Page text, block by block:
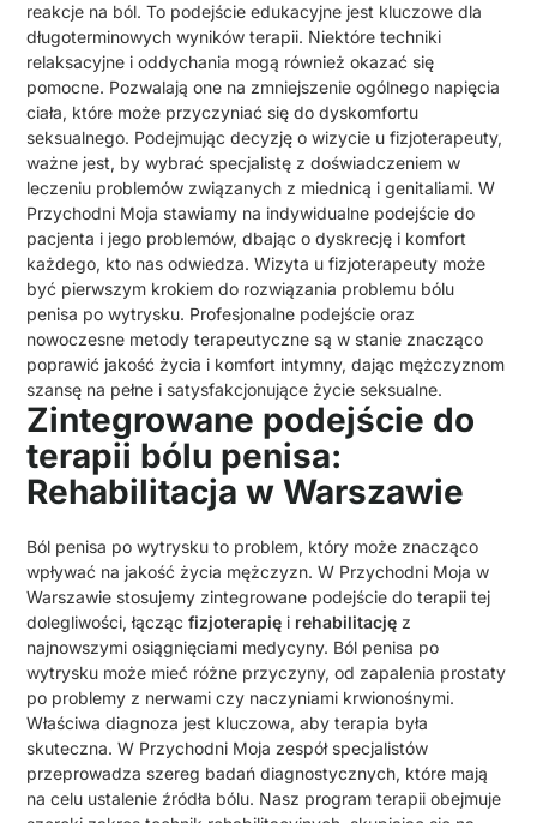
reakcje na ból. To podejście edukacyjne jest kluczowe dla
długoterminowych wyników terapii. Niektóre techniki
relaksacyjne i oddychania mogą również okazać się
pomocne. Pozwalają one na zmniejszenie ogólnego napięcia
ciała, które może przyczyniać się do dyskomfortu
seksualnego. Podejmując decyzję o wizycie u fizjoterapeuty,
ważne jest, by wybrać specjalistę z doświadczeniem w
leczeniu problemów związanych z miednicą i genitaliami. W
Przychodni Moja stawiamy na indywidualne podejście do
pacjenta i jego problemów, dbając o dyskrecję i komfort
każdego, kto nas odwiedza. Wizyta u fizjoterapeuty może
być pierwszym krokiem do rozwiązania problemu bólu
penisa po wytrysku. Profesjonalne podejście oraz
nowoczesne metody terapeutyczne są w stanie znacząco
poprawić jakość życia i komfort intymny, dając mężczyznom
szansę na pełne i satysfakcjonujące życie seksualne.
Zintegrowane podejście do
terapii bólu penisa:
Rehabilitacja w Warszawie
Ból penisa po wytrysku to problem, który może znacząco
wpływać na jakość życia mężczyzn. W Przychodni Moja w
Warszawie stosujemy zintegrowane podejście do terapii tej
dolegliwości, łączącfizjoterapię i rehabilitację z
najnowszymi osiągnięciami medycyny. Ból penisa po
wytrysku może mieć różne przyczyny, od zapalenia prostaty
po problemy z nerwami czy naczyniami krwionośnymi.
Właściwa diagnoza jest kluczowa, aby terapia była
skuteczna. W Przychodni Moja zespół specjalistów
przeprowadza szereg badań diagnostycznych, które mają
na celu ustalenie źródła bólu. Nasz program terapii obejmuje